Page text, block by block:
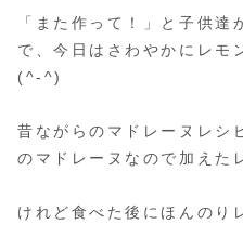
「また作って！」と子供
で、今日はさわやかにレモ
(^-^)
昔ながらのマドレーヌレシ
のマドレーヌなので加えた
けれど食べた後にほんのり